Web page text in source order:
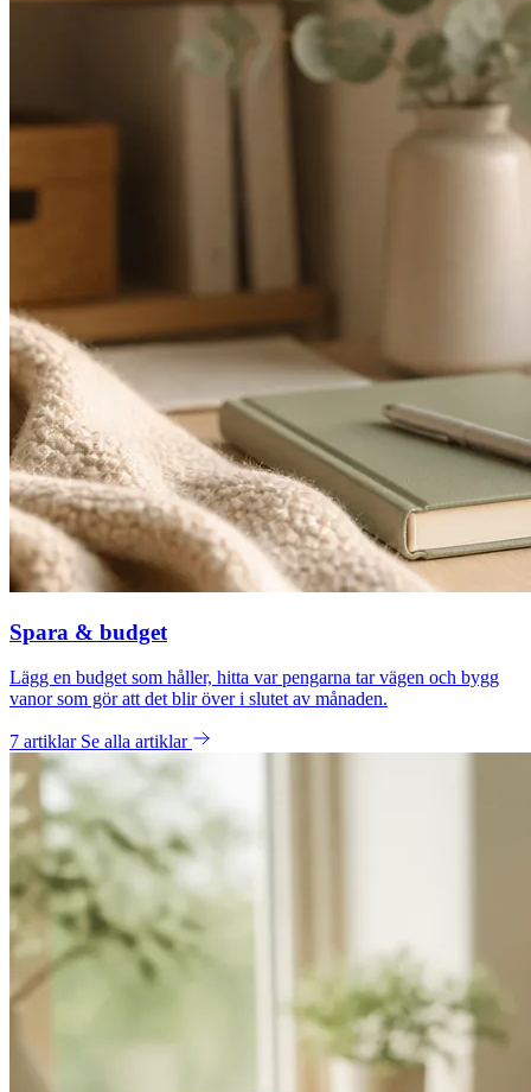
Spara & budget
Lägg en budget som håller, hitta var pengarna tar vägen och bygg
vanor som gör att det blir över i slutet av månaden.
7 artiklar Se alla artiklar